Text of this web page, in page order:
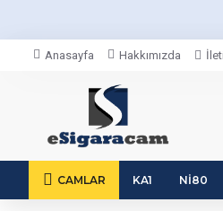
Anasayfa Hakkımızda
CAMLAR KA1 NI80